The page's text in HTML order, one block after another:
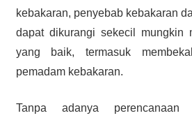
kebakaran, penyebab kebakaran
dapat dikurangi sekecil mungkin
yang baik, termasuk
pemadam kebakaran.
Tanpa adanya